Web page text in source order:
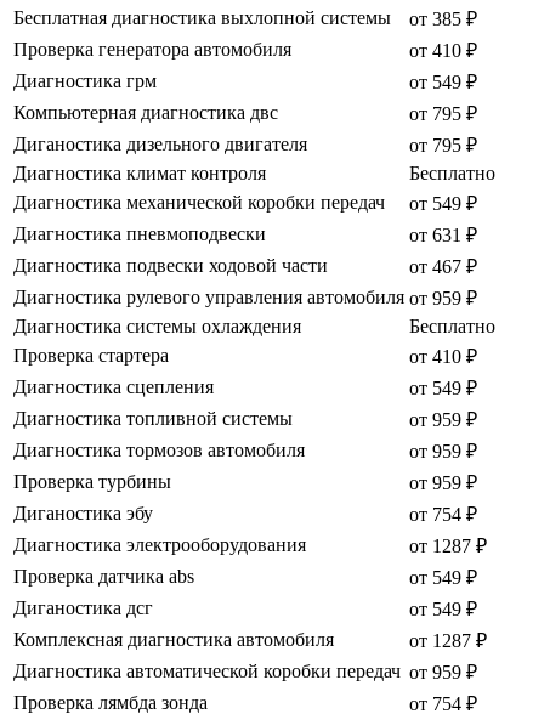
Бесплатная диагностика выхлопной системы
от 385 ₽
Проверка генератора автомобиля
от 410 ₽
Диагностика грм
от 549 ₽
Компьютерная диагностика двс
от 795 ₽
Диганостика дизельного двигателя
от 795 ₽
Диагностика климат контроля
Бесплатно
Диагностика механической коробки передач
от 549 ₽
Диагностика пневмоподвески
от 631 ₽
Диагностика подвески ходовой части
от 467 ₽
Диагностика рулевого управления автомобиля от 959 ₽
Диагностика системы охлаждения
Бесплатно
Проверка стартера
от 410 ₽
Диагностика сцепления
от 549 ₽
Диагностика топливной системы
от 959 ₽
Диагностика тормозов автомобиля
от 959 ₽
Проверка турбины
от 959 ₽
Диганостика эбу
от 754 ₽
Диагностика электрооборудования
от 1287 ₽
Проверка датчика abs
от 549 ₽
Диганостика дсг
от 549 ₽
Комплексная диагностика автомобиля
от 1287 ₽
Диагностика автоматической коробки передач от 959 ₽
Проверка лямбда зонда
от 754 ₽